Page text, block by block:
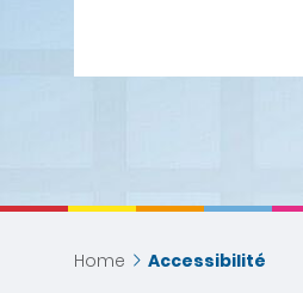
Home Accessibilité